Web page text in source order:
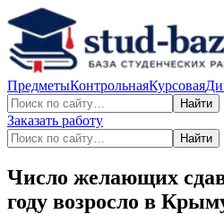
ПредметыКонтрольнаяКурсовая
Найти
Заказать работу
Найти
Число желающих
году возросло в